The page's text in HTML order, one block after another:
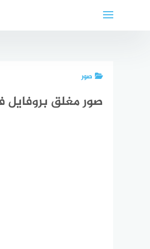
صور
صور مغلق بروفايل